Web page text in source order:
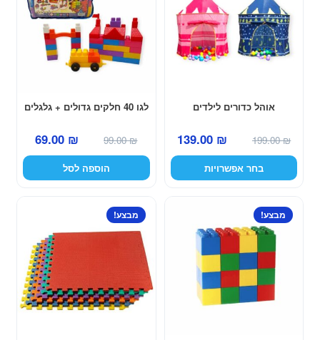
אוהל כדורים לילדים
199.00₪
המחיר
המקורי
היה:
139.00 ₪
הנוכחי
הוא:
בחר אפשרויות
מספר
סוגים.
ניתן
האפשרויות
המוצר
לגו 40 חלקים גדולים + גלגלים
99.00₪
המחיר
המקורי
היה:
69.00 ₪
המחיר
הנוכחי
הוא:
הוספה לסל
מבצע! מבצע!